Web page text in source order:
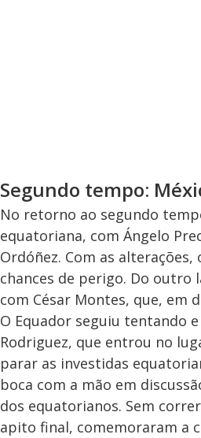
Segundo tempo:
No retorno ao segundo
equatoriana, com Ángelo
Ordóñez. Com as
chances de perigo. Do outro
com César Montes, que, em
O Equador seguiu tentando
Rodriguez, que entrou no
parar as investidas
boca com a mão em
dos equatorianos. Sem
apito final, comemoraram a